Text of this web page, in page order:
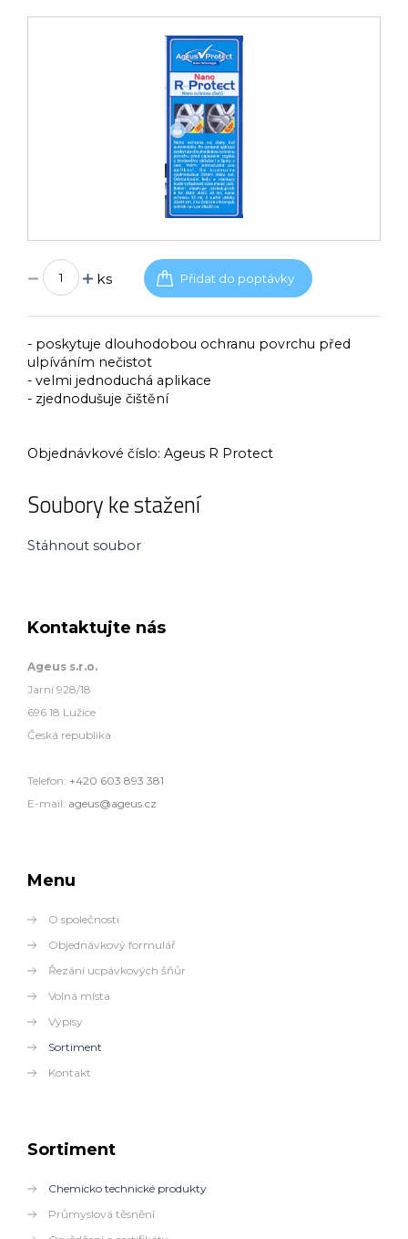
ks
- poskytuje dlouhodobou ochranu povrchu před
ulpíváním nečistot
- velmi jednoduchá aplikace
- zjednodušuje čištění
Objednávkové číslo: Ageus R Protect
Soubory ke stažení
Stáhnout soubor
Kontaktujte nás
Ageus s.r.o.
Jarní 928/18
696 18 Lužice
Česká republika
Telefon: +420 603 893 381
E-mail: ageus@ageus.cz
Menu
O společnosti
Objednávkový formulář
Řezání ucpávkových šňůr
Volná místa
Výpisy
Sortiment
Kontakt
Sortiment
Chemicko technické produkty
Průmyslová těsnění